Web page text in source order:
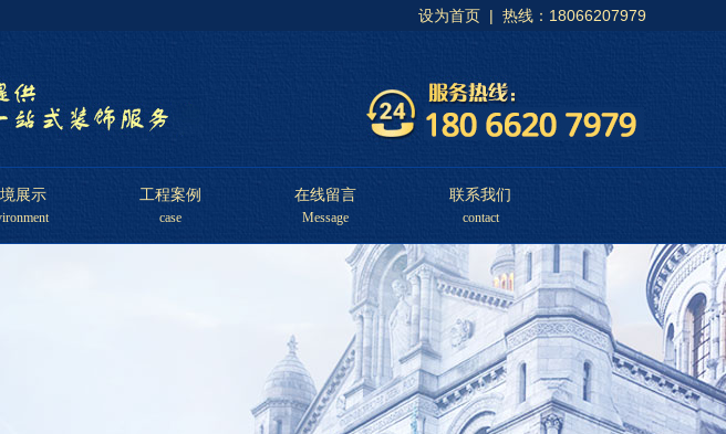
设为首页 | 热线：18066207979
展示 工程案例
case
在线留言
Message
联系我们
contact